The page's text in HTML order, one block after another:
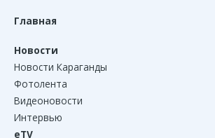
Главная
Новости
Новости Караганды
Фотолента
Видеоновости
Интервью
eTV